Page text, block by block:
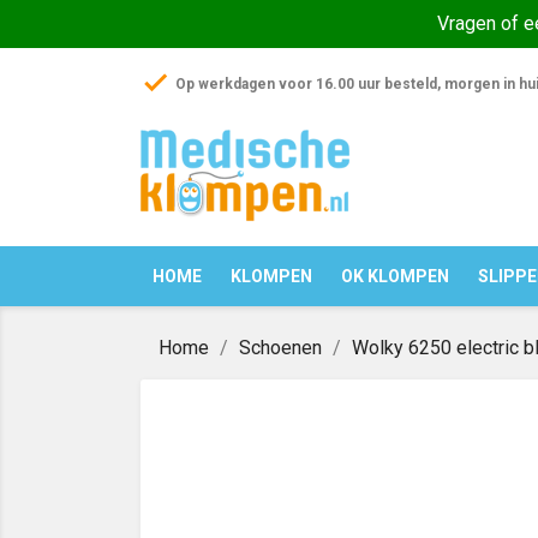
Vragen of
check Op werkdagen voor 16.00 uur besteld, morgen in
HOME KLOMPEN OK KLOMPEN
Home Schoenen Wolky 6250 electric